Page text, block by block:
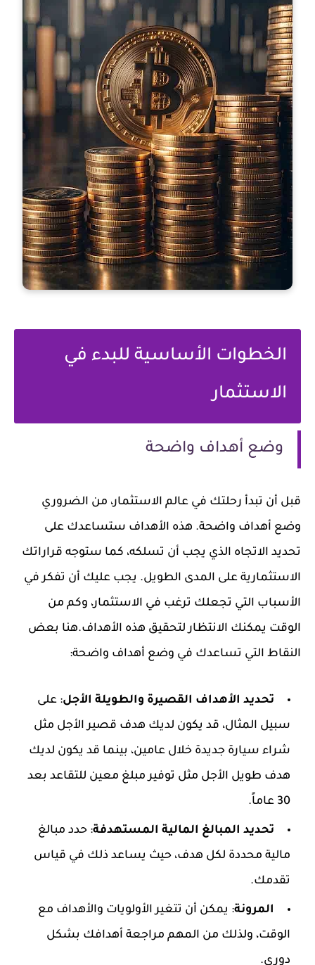
الخطوات الأساسية للبدء في
الاستثمار
وضع أهداف واضحة
قبل أن تبدأ رحلتك في عالم الاستثمار، من الضروري
وضع أهداف واضحة. هذه الأهداف ستساعدك على
تحديد الاتجاه الذي يجب أن تسلكه، كما ستوجه قراراتك
الاستثمارية على المدى الطويل. يجب عليك أن تفكر في
الأسباب التي تجعلك ترغب في الاستثمار، وكم من
الوقت يمكنك الانتظار لتحقيق هذه الأهداف.هنا بعض
النقاط التي تساعدك في وضع أهداف واضحة:
تحديد الأهداف القصيرة والطويلة الأجل: على
سبيل المثال، قد يكون لديك هدف قصير الأجل مثل
شراء سيارة جديدة خلال عامين، بينما قد يكون لديك
هدف طويل الأجل مثل توفير مبلغ معين للتقاعد بعد
30 عاماً.
تحديد المبالغ المالية المستهدفة: حدد مبالغ
مالية محددة لكل هدف، حيث يساعد ذلك في قياس
تقدمك.
المرونة: يمكن أن تتغير الأولويات والأهداف مع
الوقت، ولذلك من المهم مراجعة أهدافك بشكل
دوري.